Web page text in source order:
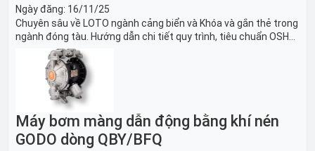
Ngày đăng: 16/11/25
Chuyên sâu về LOTO ngành cảng biển và Khóa và gắn thẻ trong
ngành đóng tàu. Hướng dẫn chi tiết quy trình, tiêu chuẩn OSHA,
thiết bị và Giải pháp LOTO trong công nghiệp đóng tàu toàn
Máy bơm màng dẫn động bằng khí nén
GODO dòng QBY/BFQ